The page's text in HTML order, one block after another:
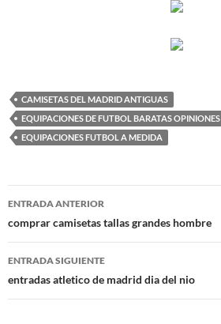
CAMISETAS DEL MADRID ANTIGUAS
EQUIPACIONES DE FUTBOL BARATAS OPINIONES
EQUIPACIONES FUTBOL A MEDIDA
Navegación
de
entradas
ENTRADA ANTERIOR
comprar camisetas tallas grandes hombre
ENTRADA SIGUIENTE
entradas atletico de madrid dia del nio